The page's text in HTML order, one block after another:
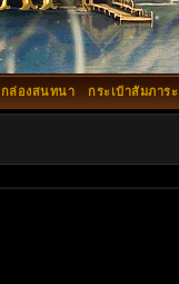
กระเป๋าสัมภาระ
กล่องสนทนา